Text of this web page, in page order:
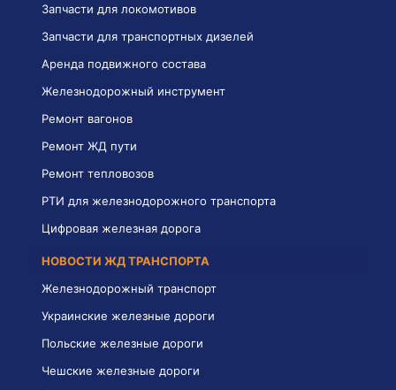
Запчасти для локомотивов
Запчасти для транспортных дизелей
Аренда подвижного состава
Железнодорожный инструмент
Ремонт вагонов
Ремонт ЖД пути
Ремонт тепловозов
РТИ для железнодорожного транспорта
Цифровая железная дорога
НОВОСТИ ЖД ТРАНСПОРТА
Железнодорожный транспорт
Украинские железные дороги
Польские железные дороги
Чешские железные дороги